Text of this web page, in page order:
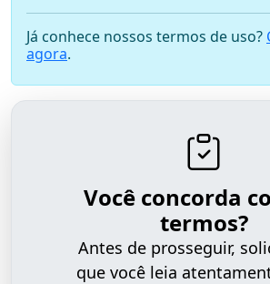
Já conhece nossos termos de uso?
agora.
Você concorda
termos?
Antes de prosseguir,
que você leia